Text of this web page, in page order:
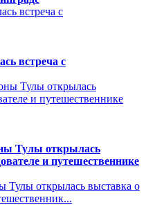
встреча с
Тулы открылась
и путешественнике
Тулы открылась выставка о